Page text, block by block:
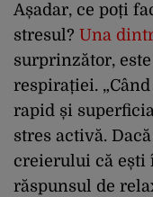
Așadar, ce poți
stresul? Una
surprinzător,
respirației.
rapid și
stres activă.
creierului că ești
răspunsul de